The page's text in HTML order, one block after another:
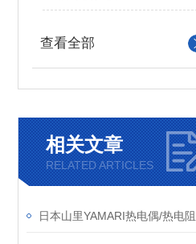
查看全部
相关文章
RELATED ARTICLES